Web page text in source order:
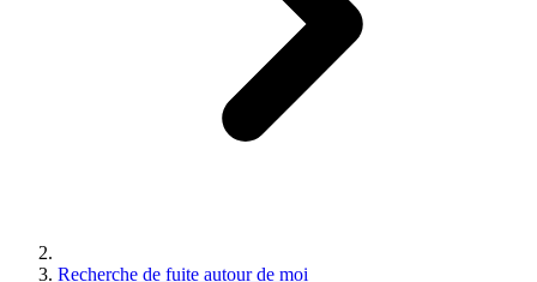
Recherche de fuite autour de moi